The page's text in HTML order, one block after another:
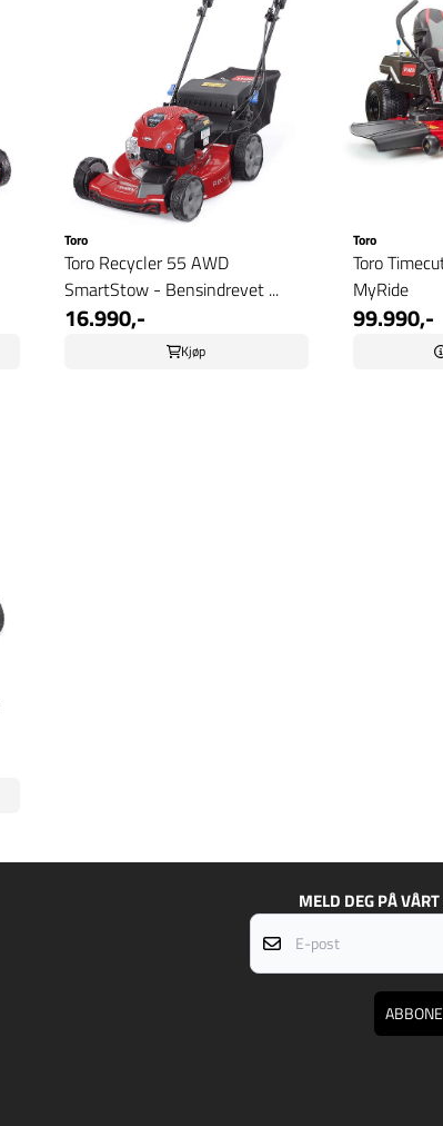
Toro
Toro Recycler 55 AWD
SmartStow - Bensindrevet ...
16.990,-
Kjøp
Toro
Toro
MyRide
99.990,-
MELD DEG PÅ